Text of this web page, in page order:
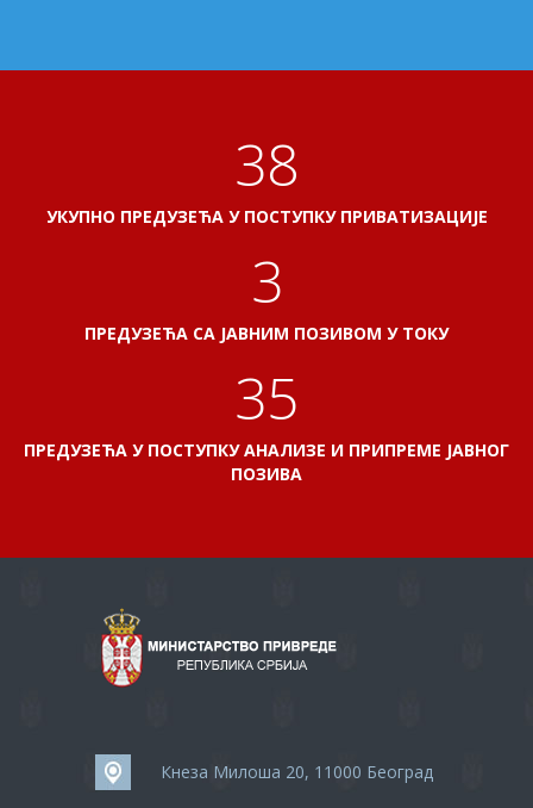
41
УКУПНО ПРЕДУЗЕЋА У ПОСТУПКУ ПРИВАТИЗАЦИЈЕ
3
ПРЕДУЗЕЋА СА ЈАВНИМ ПОЗИВОМ У ТОКУ
38
ПРЕДУЗЕЋА У ПОСТУПКУ АНАЛИЗЕ И ПРИПРЕМЕ ЈАВНОГ
ПОЗИВА
Кнеза Милоша 20, 11000 Београд